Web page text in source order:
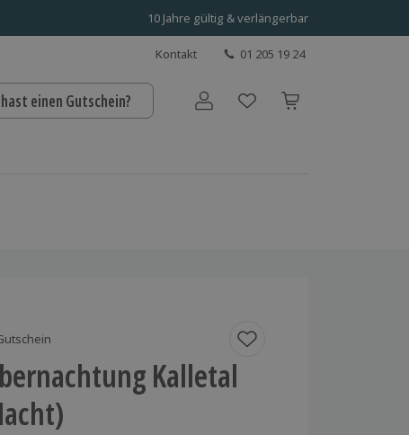
10 Jahre gültig & verlängerbar
Kontakt 01 205 19 24
einen Gutschein? Benutzerkonto
Kalletal